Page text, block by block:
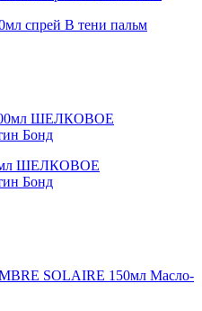
спрей В тени пальм
ШЕЛКОВОЕ
Бонд